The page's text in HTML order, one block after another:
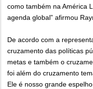
como também na América
agenda global” afirmou
De acordo com a
cruzamento das políticas
metas e também o
foi além do cruzamento
Ele é nosso grande